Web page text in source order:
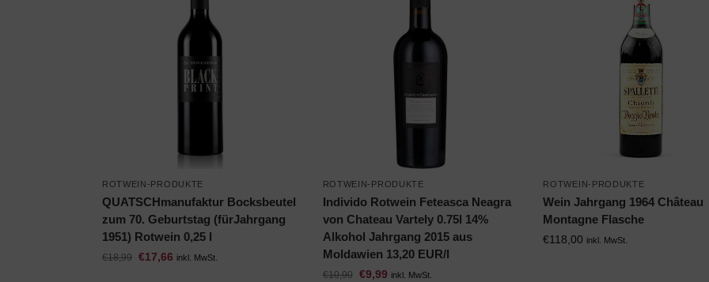
ROTWEIN-PRODUKTE
QUATSCHmanufaktur Bocksbeutel
zum 70. Geburtstag (fürJahrgang
1951) Rotwein 0,25 l
€18,99 €17,66 inkl. MwSt.
ROTWEIN-PRODUKTE
Individo Rotwein Feteasca Neagra
von Chateau Vartely 0.75l 14%
Alkohol Jahrgang 2015 aus
Moldawien 13,20 EUR/l
€10,90 €9,99 inkl. MwSt.
ROTWEIN-PRODUKTE
Wein Jahrgang 1964 Château
Montagne Flasche
€118,00 inkl. MwSt.